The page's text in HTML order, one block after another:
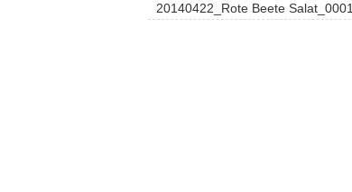
20140422_Rote Beete Salat_0001